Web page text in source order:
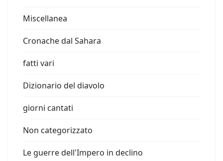
Miscellanea
Cronache dal Sahara
fatti vari
Dizionario del diavolo
giorni cantati
Non categorizzato
Le guerre dell'Impero in declino